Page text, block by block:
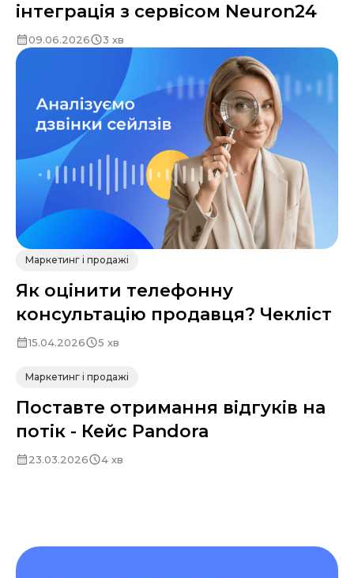
інтеграція з сервісом Neuron24
09.06.2026 3 хв
Маркетинг і продажі
Як оцінити телефонну
консультацію продавця? Чекліст
15.04.2026 5 хв
Маркетинг і продажі
Поставте отримання відгуків на
потік - Кейс Pandora
23.03.2026 4 хв